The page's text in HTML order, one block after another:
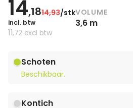
14,1814,93/stk
incl. btw
11,72 excl btw
VOLUME
3,6 m
Schoten
Beschikbaar.
Kontich